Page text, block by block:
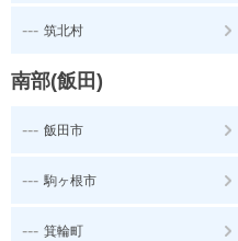
--- 筑北村
南部(飯田)
--- 飯田市
--- 駒ヶ根市
--- 箕輪町